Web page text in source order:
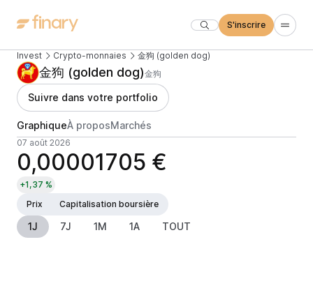
S'inscrire
Invest Crypto-monnaies 金狗 (golden dog)
金狗 (golden dog)金狗
Suivre dans votre portfolio
GraphiqueÀ proposMarchés
07 août 2026
0,00001705 €
+1,37 %
Prix
Capitalisation boursière
1J 7J 1M 1A TOUT